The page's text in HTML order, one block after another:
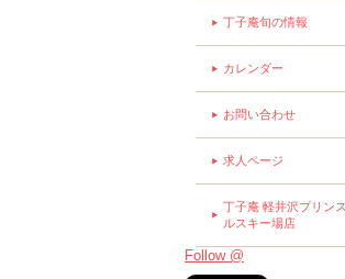
丁子庵旬の情報
カレンダー
お問い合わせ
求人ページ
丁子庵 軽井沢プリン
ルスキー場店
Follow @